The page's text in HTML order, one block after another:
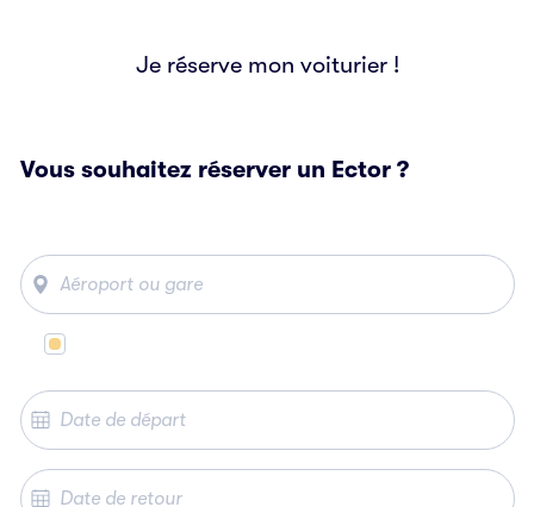
Je réserve mon voiturier !
Vous souhaitez réserver un Ector ?